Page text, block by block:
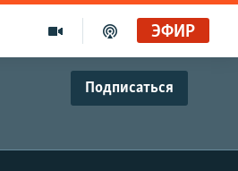
ЭФИР
Подписаться